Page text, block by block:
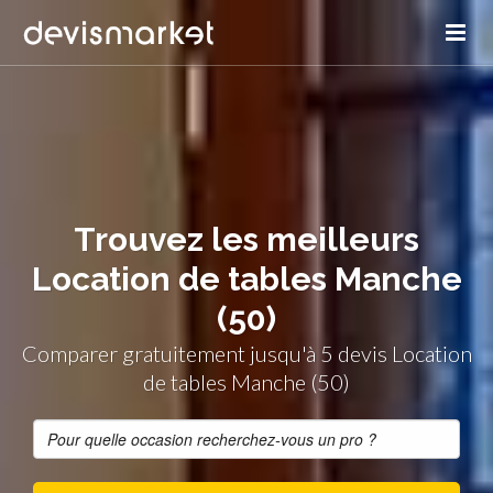
Trouvez les meilleurs
Location de tables Manche
(50)
Comparer gratuitement jusqu'à 5 devis Location
de tables Manche (50)